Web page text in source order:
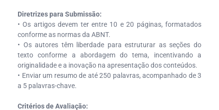
Diretrizes para Submissão:
• Os artigos devem ter entre 10 e 20 páginas, formatados
conforme as normas da ABNT.
• Os autores têm liberdade para estruturar as seções do
texto conforme a abordagem do tema, incentivando a
originalidade e a inovação na apresentação dos conteúdos.
• Enviar um resumo de até 250 palavras, acompanhado de 3
a 5 palavras-chave.
Critérios de Avaliação: